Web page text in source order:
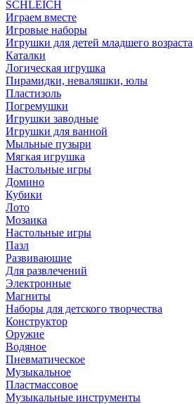
SCHLEICH
Играем вместе
Игровые наборы
Игрушки для детей младшего возраста
Каталки
Логическая игрушка
Пирамидки, неваляшки, юлы
Пластизоль
Погремушки
Игрушки заводные
Игрушки для ванной
Мыльные пузыри
Мягкая игрушка
Настольные игры
Домино
Кубики
Лото
Мозаика
Настольные игры
Пазл
Развиваюшие
Для развлечений
Электронные
Магниты
Наборы для детского творчества
Конструктор
Оружие
Водяное
Пневматическое
Музыкальное
Пластмассовое
Музыкальные инструменты